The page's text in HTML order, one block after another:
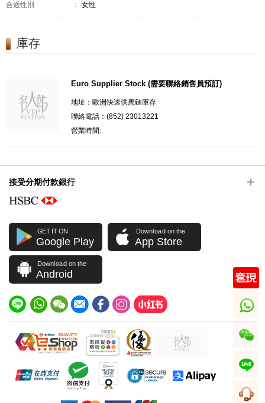
合適性別 ： 女性
庫存
Euro Supplier Stock (需要聯絡銷售員預訂)
地址：歐洲快速供應鏈庫存
聯絡電話：(852) 23013221
營業時間:
接受分期付款銀行
GET IT ON
Google Play
Download on the
App Store
Download on the
Android
whatsapp